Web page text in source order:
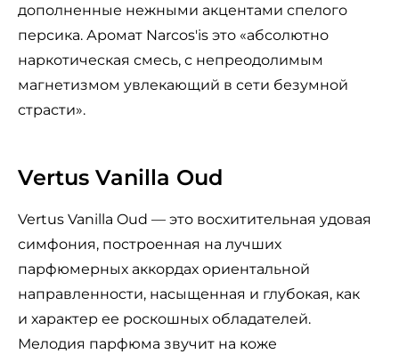
дополненные нежными акцентами спелого
персика. Аромат Narcos'is это «абсолютно
наркотическая смесь, с непреодолимым
магнетизмом увлекающий в сети безумной
страсти».
Vertus Vanilla Oud
Vertus Vanilla Oud — это восхитительная удовая
симфония, построенная на лучших
парфюмерных аккордах ориентальной
направленности, насыщенная и глубокая, как
и характер ее роскошных обладателей.
Мелодия парфюма звучит на коже